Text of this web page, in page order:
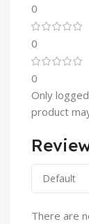
0
0
0
There are
Only
product